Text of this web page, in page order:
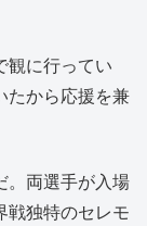
観に行ってい
たから応援を兼
。両選手が入場
戦独特のセレモ